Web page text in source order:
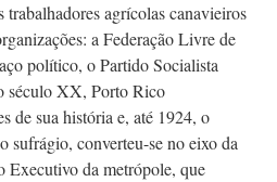
trabalhadores agrícolas canavieiros
a Federação Livre de
político, o Partido Socialista
século XX, Porto Rico
de sua história e, até 1924, o
sufrágio, converteu-se no eixo da
Executivo da metrópole, que